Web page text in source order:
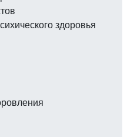
здоровья